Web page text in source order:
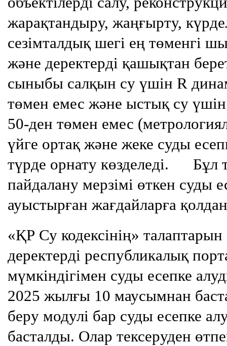
жарақтандыру, жаңғырту,
сезімталдық шегі ең төменгі
және деректерді қашықтан
сыныбы салқын су үшін R
төмен емес және ыстық су
50-ден төмен емес
үйге ортақ және жеке суды
түрде орнату көзделеді.
Бұл
пайдалану мерзімі өткен суды
ауыстырған жағдайларға
«ҚР Су кодексінің»
деректерді республикалық
мүмкіндігімен суды есепке
2025 жылғы 10 маусымнан
беру модулі бар суды есепке
басталды. Олар тексеруден